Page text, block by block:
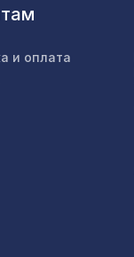
ХДФ,
и оплата